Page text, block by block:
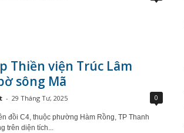
Thiền viện Trúc Lâm
sông Mã
- 29 Tháng Tư, 2025 0
đồi C4, thuộc phường Hàm Rồng, TP Thanh
trên diện tích...